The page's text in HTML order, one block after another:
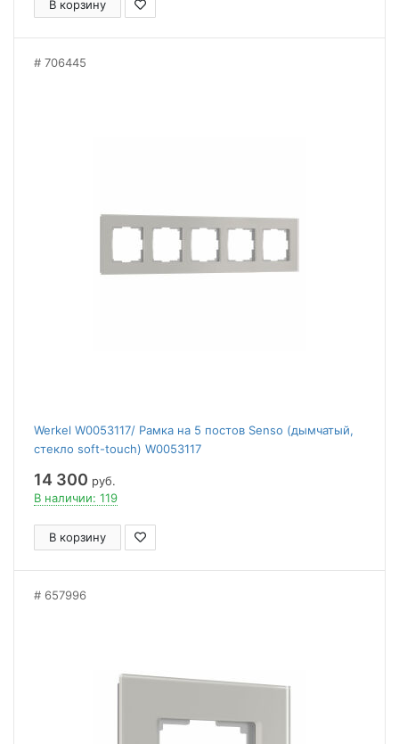
В корзину
706445
Werkel W0053117/ Рамка на 5 постов Senso (дымчатый,
стекло soft-touch) W0053117
14 300 руб.
В наличии: 119
В корзину
657996